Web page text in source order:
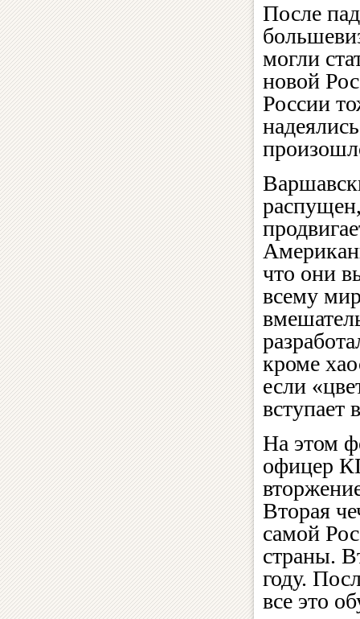
После
могли
новой
России
что они
всему
кроме
если
вступает
На этом
офицер
Вторая
самой
страны.
году.
все это